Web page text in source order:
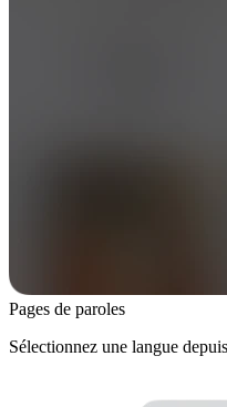
Pages de paroles
Sélectionnez une langue